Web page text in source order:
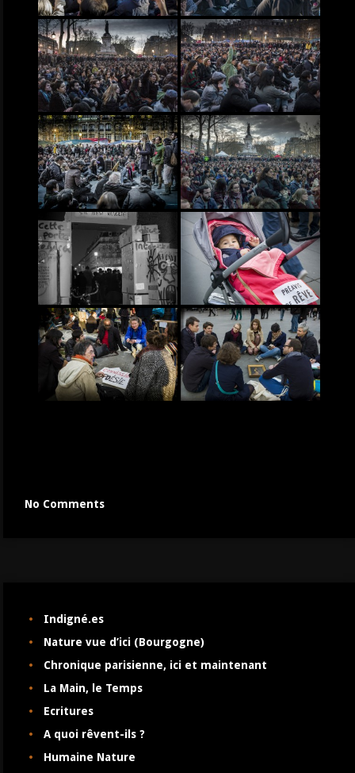
No Comments
Indigné.es
Nature vue d’ici (Bourgogne)
Chronique parisienne, ici et maintenant
La Main, le Temps
Ecritures
A quoi rêvent-ils ?
Humaine Nature